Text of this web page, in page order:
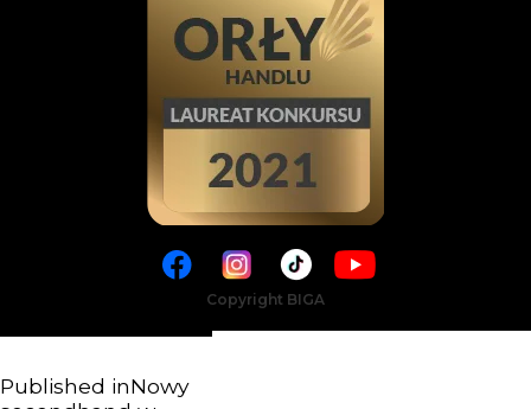
Copyright BIGA
Published inNowy